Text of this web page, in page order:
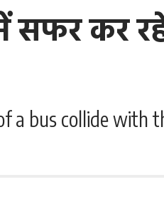
कर रहे
a bus collide with